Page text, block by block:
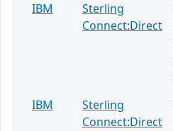
IBM
Sterling
Connect:Direct
IBM
Sterling
Connect:Direct